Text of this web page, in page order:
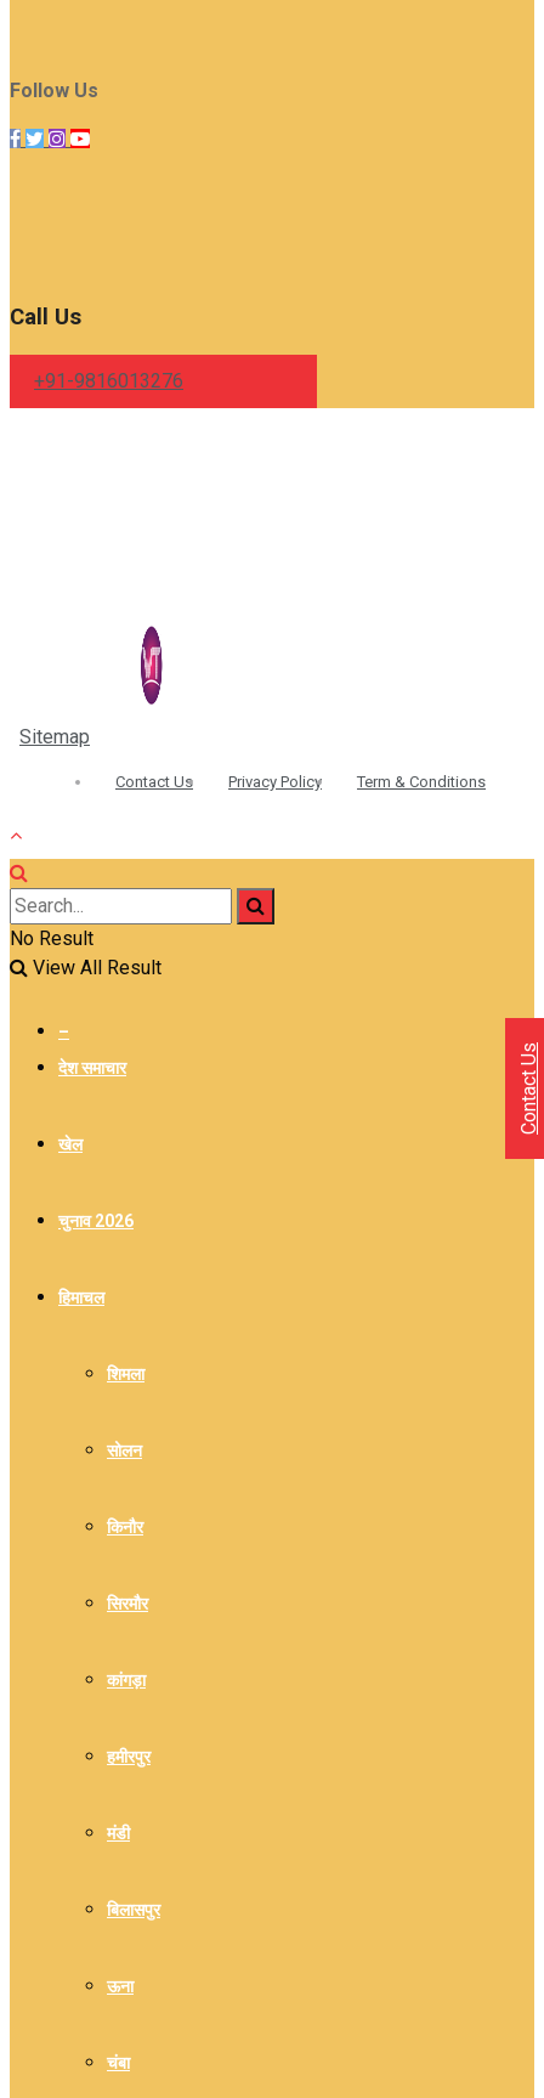
Follow Us
Call Us
+91-9816013276
Sitemap
Contact Us Privacy Policy Term & Conditions
No Result
View All Result
–
देश समाचार
खेल
चुनाव 2026
हिमाचल
शिमला
सोलन
किनौर
सिरमौर
कांगड़ा
हमीरपुर
मंडी
बिलासपुर
ऊना
चंबा
Contact Us